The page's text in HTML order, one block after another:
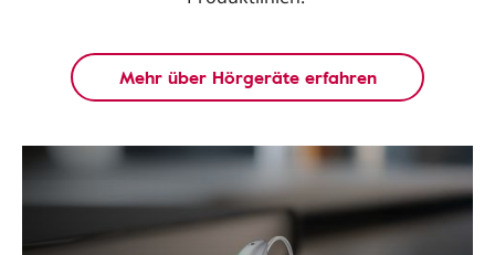
Mehr über Hörgeräte erfahren